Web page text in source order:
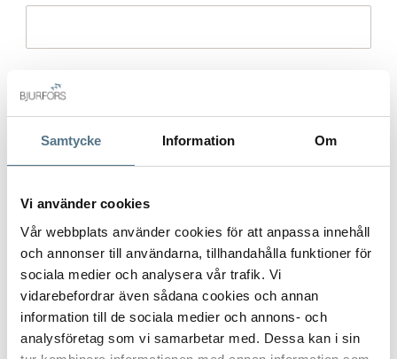
Samtycke Information Om
Vi använder cookies
Vår webbplats använder cookies för att anpassa innehåll
och annonser till användarna, tillhandahålla funktioner för
sociala medier och analysera vår trafik. Vi
vidarebefordrar även sådana cookies och annan
information till de sociala medier och annons- och
analysföretag som vi samarbetar med. Dessa kan i sin
Postnummer*